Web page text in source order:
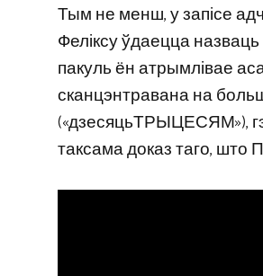
Тым не менш, у запісе
Феліксу ўдаецца
пакуль ён атрымлівае
сканцэнтравана на
(«дзесяцьТРЫЦЕСЯМ»),
таксама доказ таго,